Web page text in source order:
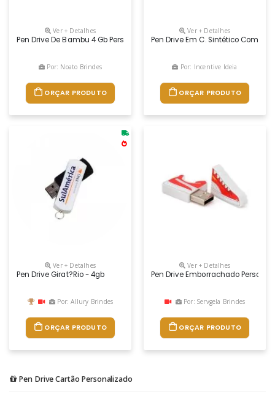
Ver + Detalhes
Pen Drive De Bambu 4 Gb Personalizado, Capacidade 4gb
Por: Noato Brindes
ORÇAR PRODUTO
Ver + Detalhes
Pen Drive Em C. Sintético Com
Por: Incentive Ideia
ORÇAR PRODUTO
Ver + Detalhes
Pen Drive Girat?rio - 4gb
Por: Allury Brindes
ORÇAR PRODUTO
Ver + Detalhes
Pen Drive Emborrachado
Por: Servgela Brindes
ORÇAR PRODUTO
Pen Drive Cartão Personalizado